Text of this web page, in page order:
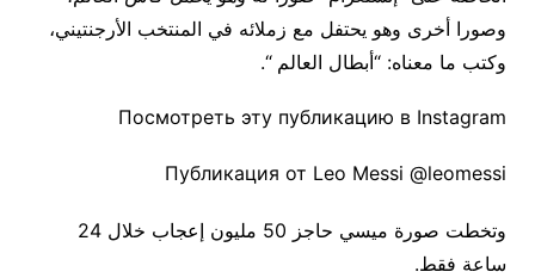
وصورا أخرى وهو يحتفل مع زملائه في المنتخب الأرجنتيني،
وكتب ما معناه: “أبطال العالم “.
Посмотреть эту публикацию в Instagram
Публикация от Leo Messi @leomessi
وتخطت صورة ميسي حاجز 50 مليون إعجاب خلال 24
ساعة فقط.